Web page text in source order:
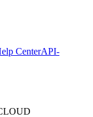
CenterAPI-